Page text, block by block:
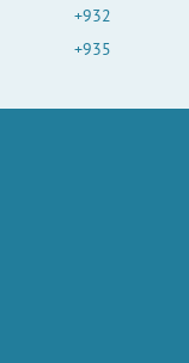
+932
+935